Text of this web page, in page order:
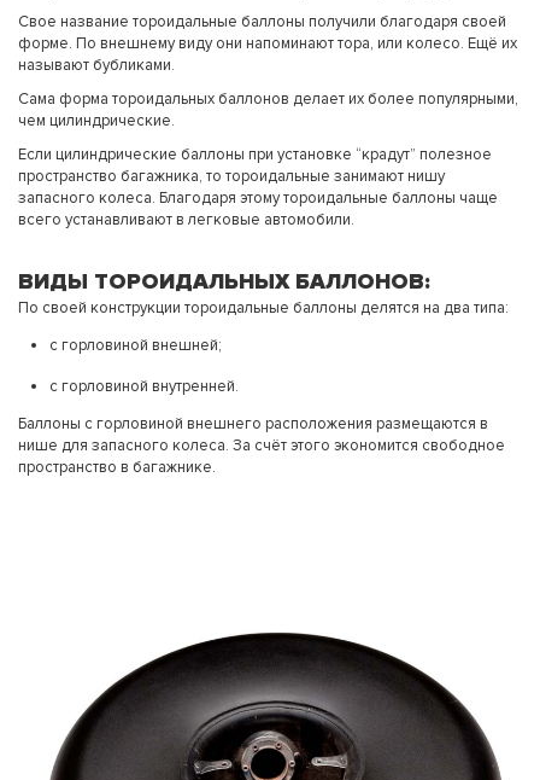
Свое название тороидальные баллоны получили благодаря своей
форме. По внешнему виду они напоминают тора, или колесо. Ещё их
называют бубликами.
Сама форма тороидальных баллонов делает их более популярными,
чем цилиндрические.
Если цилиндрические баллоны при установке “крадут” полезное
пространство багажника, то тороидальные занимают нишу
запасного колеса. Благодаря этому тороидальные баллоны чаще
всего устанавливают в легковые автомобили.
ВИДЫ ТОРОИДАЛЬНЫХ БАЛЛОНОВ:
По своей конструкции тороидальные баллоны делятся на два типа:
с горловиной внешней;
с горловиной внутренней.
Баллоны с горловиной внешнего расположения размещаются в
нише для запасного колеса. За счёт этого экономится свободное
пространство в багажнике.